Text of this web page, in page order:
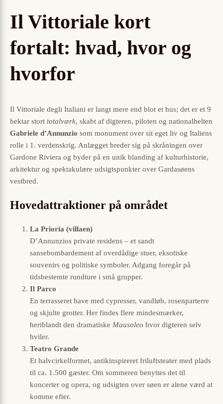
Il Vittoriale kort
fortalt: hvad, hvor og
hvorfor
Il Vittoriale degli Italiani er langt mere end blot et hus; det er et 9
hektar stort totalværk, skabt af digteren, piloten og nationalhelten
Gabriele d’Annunzio som monument over sit eget liv og Italiens
rolle i 1. verdenskrig. Anlægget breder sig på skråningen over
Gardone Riviera og byder på en unik blanding af kulturhistorie,
arkitektur og spektakulære udsigtspunkter over Gardasøens
vestbred.
Hovedattraktioner på området
La Prioria (villaen)
D’Annunzios private residens – et sandt
sansebombardement af overdådige stuer, eksotiske
souvenirs og politiske symboler. Adgang foregår på
tidsbestemte rundture i små grupper.
Il Parco
En terrasseret have med cypresser, vandløb, rosenparterre
og skjulte grotter. Her findes flere mindesmærker,
heriblandt den dramatiske Mausoleo hvor digteren selv
hviler.
Teatro Grande
Et halvcirkelformet, antikinspireret friluftsteater med plads
til ca. 1.500 gæster. Om sommeren benyttes det til
koncerter og opera, og udsigten over søen er alene værd at
komme efter.